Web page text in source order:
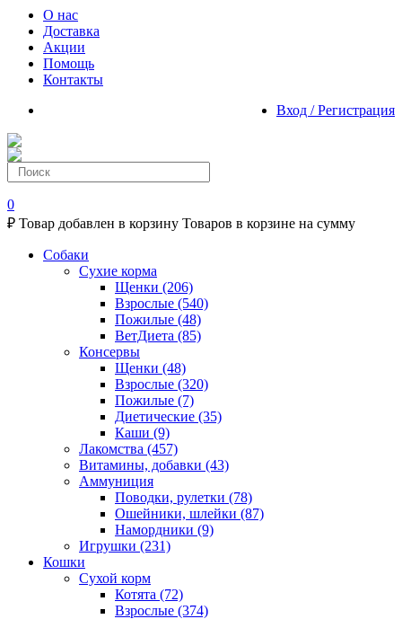
О нас
Доставка
Акции
Помощь
Контакты
Вход / Регистрация
0
₽ Товар добавлен в корзину Товаров в корзине на сумму
Собаки
Сухие корма
Щенки (206)
Взрослые (540)
Пожилые (48)
ВетДиета (85)
Консервы
Щенки (48)
Взрослые (320)
Пожилые (7)
Диетические (35)
Каши (9)
Лакомства (457)
Витамины, добавки (43)
Аммуниция
Поводки, рулетки (78)
Ошейники, шлейки (87)
Намордники (9)
Игрушки (231)
Кошки
Сухой корм
Котята (72)
Взрослые (374)